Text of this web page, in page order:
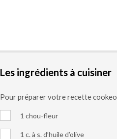
Les ingrédients à cuisiner
Pour préparer votre recette cookeo
1 chou-fleur
1 c. à s. d’huile d’olive